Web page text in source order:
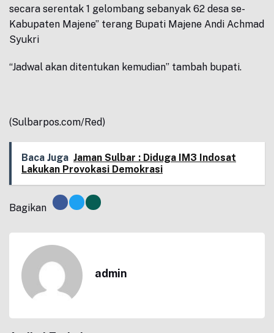
secara serentak 1 gelombang sebanyak 62 desa se-
Kabupaten Majene” terang Bupati Majene Andi Achmad
Syukri
“Jadwal akan ditentukan kemudian” tambah bupati.
(Sulbarpos.com/Red)
Baca Juga Jaman Sulbar : Diduga IM3 Indosat
Lakukan Provokasi Demokrasi
Bagikan
admin